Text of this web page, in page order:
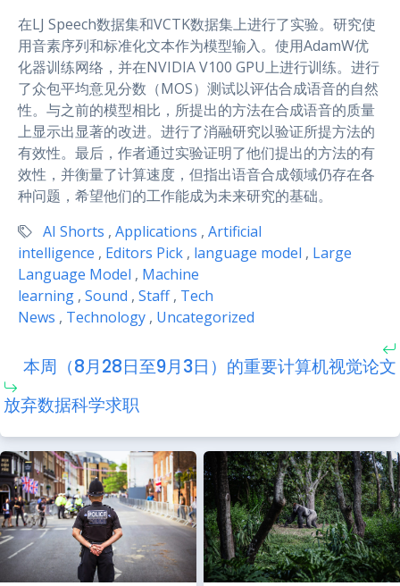
在LJ Speech数据集和VCTK数据集上进行了实验。研究使
用音素序列和标准化文本作为模型输入。使用AdamW优
化器训练网络，并在NVIDIA V100 GPU上进行训练。进行
了众包平均意见分数（MOS）测试以评估合成语音的自然
性。与之前的模型相比，所提出的方法在合成语音的质量
上显示出显著的改进。进行了消融研究以验证所提方法的
有效性。最后，作者通过实验证明了他们提出的方法的有
效性，并衡量了计算速度，但指出语音合成领域仍存在各
种问题，希望他们的工作能成为未来研究的基础。
AI Shorts , Applications , Artificial
intelligence , Editors Pick , language model , Large
Language Model , Machine
learning , Sound , Staff , Tech
News , Technology , Uncategorized
本周（8月28日至9月3日）的重要计算机视觉论文
放弃数据科学求职